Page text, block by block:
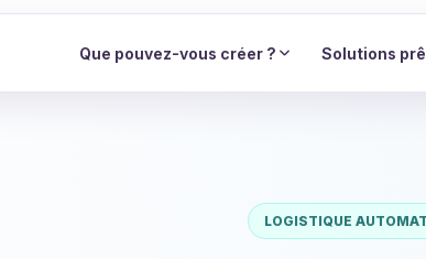
Que pouvez-vous créer ? Solutions
LOGISTIQUE